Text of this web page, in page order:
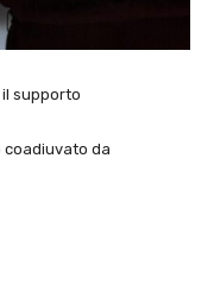
il supporto
coadiuvato da